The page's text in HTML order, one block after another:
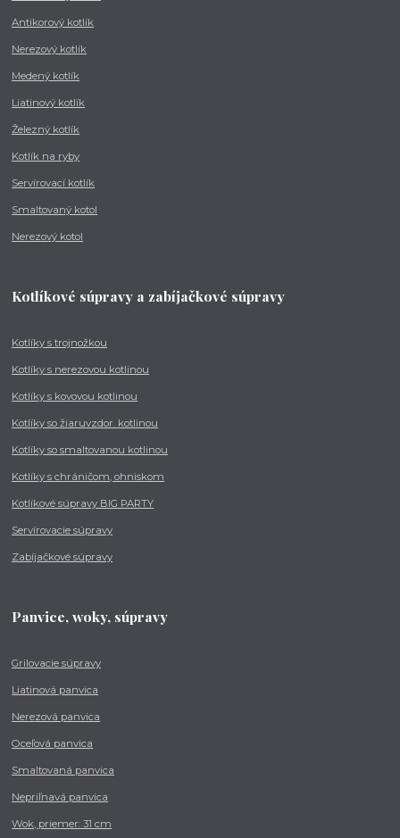
Antikorový kotlík
Nerezový kotlík
Medený kotlík
Liatinový kotlík
Železný kotlík
Kotlík na ryby
Servírovací kotlík
Smaltovaný kotol
Nerezový kotol
Kotlíkové súpravy a zabíjačkové súpravy
Kotlíky s trojnožkou
Kotlíky s nerezovou kotlinou
Kotlíky s kovovou kotlinou
Kotlíky so žiaruvzdor. kotlinou
Kotlíky so smaltovanou kotlinou
Kotlíky s chráničom, ohniskom
Kotlíkové súpravy BIG PARTY
Servírovacie súpravy
Zabíjačkové súpravy
Panvice, woky, súpravy
Grilovacie súpravy
Liatinová panvica
Nerezová panvica
Oceľová panvica
Smaltovaná panvica
Nepriľnavá panvica
Wok, priemer: 31 cm